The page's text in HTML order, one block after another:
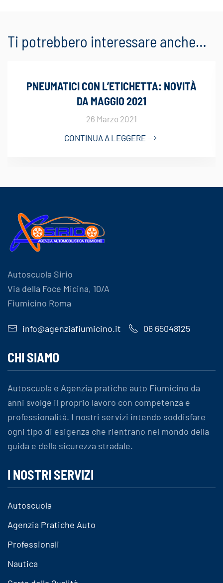
Ti potrebbero interessare anche…
PNEUMATICI CON L’ETICHETTA: NOVITÀ
DA MAGGIO 2021
26 Marzo 2021
CONTINUA A LEGGERE
Autoscuola Sirio
Via della Foce Micina, 10/A
Fiumicino Roma
info@agenziafiumicino.it 06 65048125
CHI SIAMO
Autoscuola e Agenzia pratiche auto Fiumicino da
anni svolge il proprio lavoro con competenza e
professionalità. I nostri servizi intendo soddisfare
ogni tipo di esigenza che rientrano nel mondo della
guida e della sicurezza stradale.
I NOSTRI SERVIZI
Autoscuola
Agenzia Pratiche Auto
Professionali
Nautica